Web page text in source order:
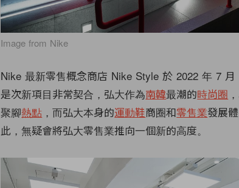
Image from Nike
Nike 最新零售概念商店 Nike Style 於 2022 年 7
是次新項目非常契合，弘大作為南韓最潮的時尚圈
聚腳熱點 ，而弘大本身的運動鞋商圈和零售業發展
此，無疑會將弘大零售業推向一個新的高度。